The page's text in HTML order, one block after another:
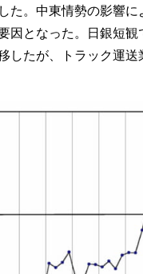
た。中東情勢の影響
因となった。日銀短
したが、トラック運